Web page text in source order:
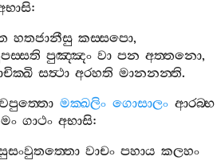
:
හතජානීසු කස‍්සපො,
පුඤ‍්ඤං වා පන අත‍්තනො,
සත්‍ථා අරහති මානනන‍්ති.
මක‍්ඛලිං ගොසාලං ආරබ‍්භ
ගාථං අභාසි:
වාචං පහාය කලහං